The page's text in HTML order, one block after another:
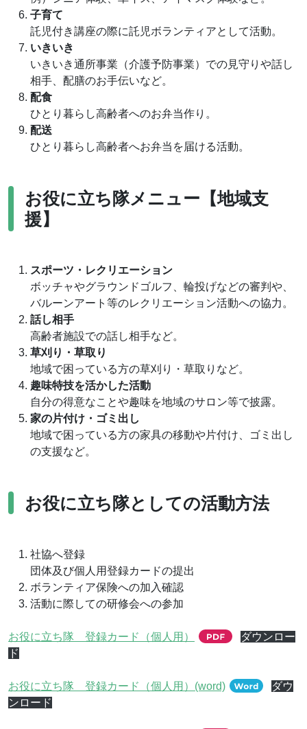
子育て
託児付き講座の際に託児ボランティアとして活動。
いきいき
いきいき通所事業（介護予防事業）での見守りや話し
相手、配膳のお手伝いなど。
配食
ひとり暮らし高齢者へのお弁当作り。
配送
ひとり暮らし高齢者へお弁当を届ける活動。
お役に立ち隊メニュー【地域支
援】
スポーツ・レクリエーション
ボッチャやグラウンドゴルフ、輪投げなどの審判や、
バルーンアート等のレクリエーション活動への協力。
話し相手
高齢者施設での話し相手など。
草刈り・草取り
地域で困っている方の草刈り・草取りなど。
趣味特技を活かした活動
自分の得意なことや趣味を地域のサロン等で披露。
家の片付け・ゴミ出し
地域で困っている方の家具の移動や片付け、ゴミ出し
の支援など。
お役に立ち隊としての活動方法
社協へ登録
団体及び個人用登録カードの提出
ボランティア保険への加入確認
活動に際しての研修会への参加
お役に立ち隊 登録カード（個人用）
ダウンロー
ド
お役に立ち隊 登録カード（個人用）(word)
ダウ
ンロード